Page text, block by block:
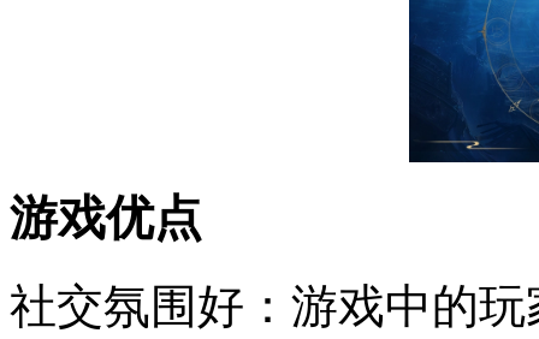
游戏优点
社交氛围好：游戏中的